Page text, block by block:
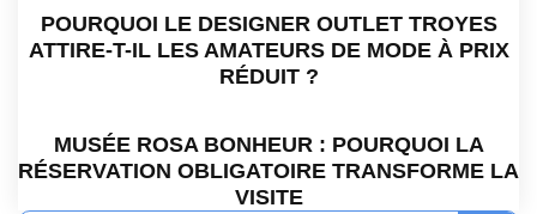
POURQUOI LE DESIGNER OUTLET TROYES
ATTIRE-T-IL LES AMATEURS DE MODE À PRIX
RÉDUIT ?
MUSÉE ROSA BONHEUR : POURQUOI LA
RÉSERVATION OBLIGATOIRE TRANSFORME LA
VISITE